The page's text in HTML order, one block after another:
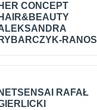
HER CONCEPT
HAIR&BEAUTY
RYBARCZYK-RANOS
NETSENSAI RAFAŁ